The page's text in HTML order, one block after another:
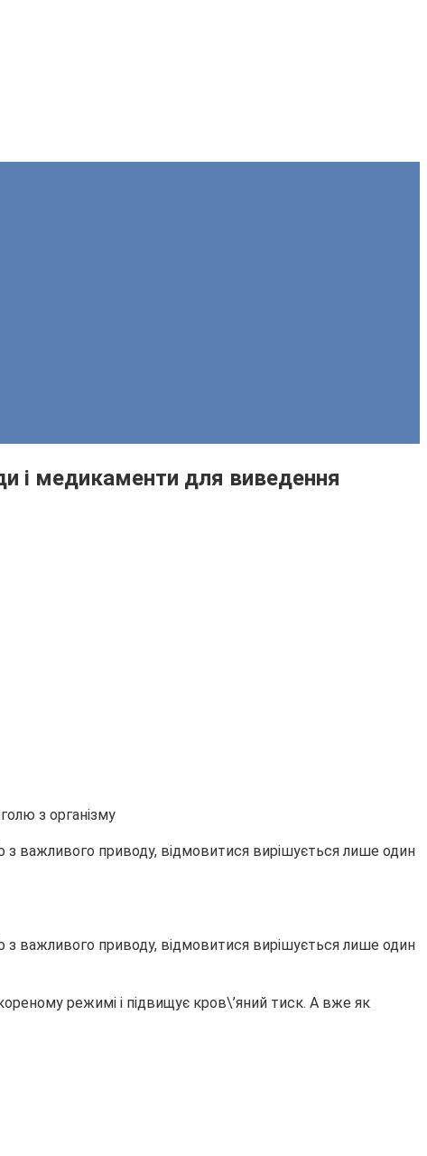
і медикаменти для виведення
з важливого приводу, відмовитися вирішується лише один
з важливого приводу, відмовитися вирішується лише один
режимі і підвищує кров\’яний тиск. А вже як